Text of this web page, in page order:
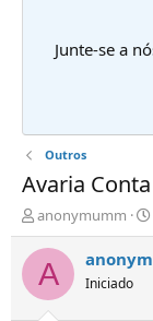
Junte-se a
Outros
Avaria
I
n
i
c
i
anonymumm
A Iniciado